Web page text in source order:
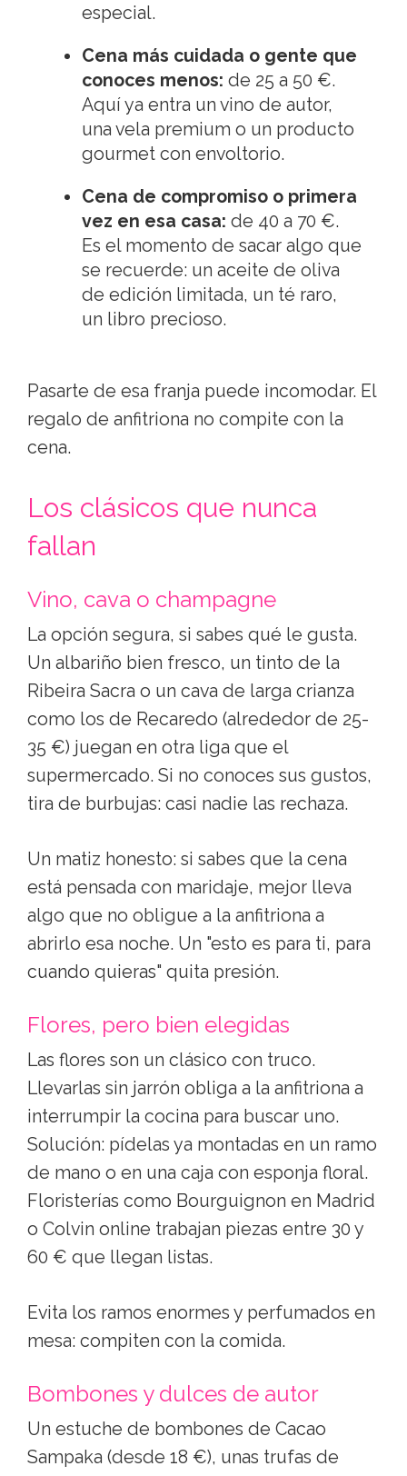
especial.
Cena más cuidada o gente que
conoces menos: de 25 a 50 €.
Aquí ya entra un vino de autor,
una vela premium o un producto
gourmet con envoltorio.
Cena de compromiso o primera
vez en esa casa: de 40 a 70 €.
Es el momento de sacar algo que
se recuerde: un aceite de oliva
de edición limitada, un té raro,
un libro precioso.
Pasarte de esa franja puede incomodar. El
regalo de anfitriona no compite con la
cena.
Los clásicos que nunca
fallan
Vino, cava o champagne
La opción segura, si sabes qué le gusta.
Un albariño bien fresco, un tinto de la
Ribeira Sacra o un cava de larga crianza
como los de Recaredo (alrededor de 25-
35 €) juegan en otra liga que el
supermercado. Si no conoces sus gustos,
tira de burbujas: casi nadie las rechaza.
Un matiz honesto: si sabes que la cena
está pensada con maridaje, mejor lleva
algo que no obligue a la anfitriona a
abrirlo esa noche. Un "esto es para ti, para
cuando quieras" quita presión.
Flores, pero bien elegidas
Las flores son un clásico con truco.
Llevarlas sin jarrón obliga a la anfitriona a
interrumpir la cocina para buscar uno.
Solución: pídelas ya montadas en un ramo
de mano o en una caja con esponja floral.
Floristerías como Bourguignon en Madrid
o Colvin online trabajan piezas entre 30 y
60 € que llegan listas.
Evita los ramos enormes y perfumados en
mesa: compiten con la comida.
Bombones y dulces de autor
Un estuche de bombones de Cacao
Sampaka (desde 18 €), unas trufas de